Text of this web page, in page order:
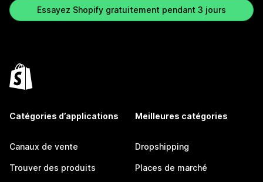
Essayez Shopify gratuitement pendant 3 jours
Catégories d’applications
Canaux de vente
Trouver des produits
Meilleures catégories
Dropshipping
Places de marché